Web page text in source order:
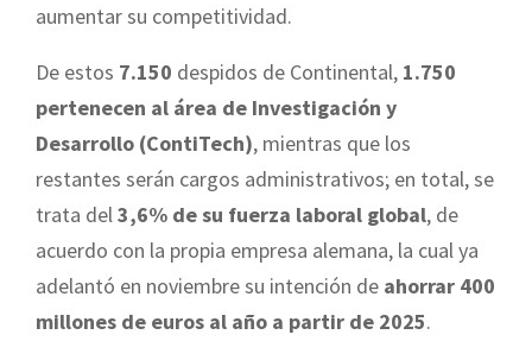
aumentar su competitividad.
De estos 7.150 despidos de Continental, 1.750
pertenecen al área de Investigación y
Desarrollo (ContiTech), mientras que los
restantes serán cargos administrativos; en total, se
trata del3,6% de su fuerza laboral global, de
acuerdo con la propia empresa alemana, la cual ya
adelantó en noviembre su intención de ahorrar 400
millones de euros al año a partir de 2025.